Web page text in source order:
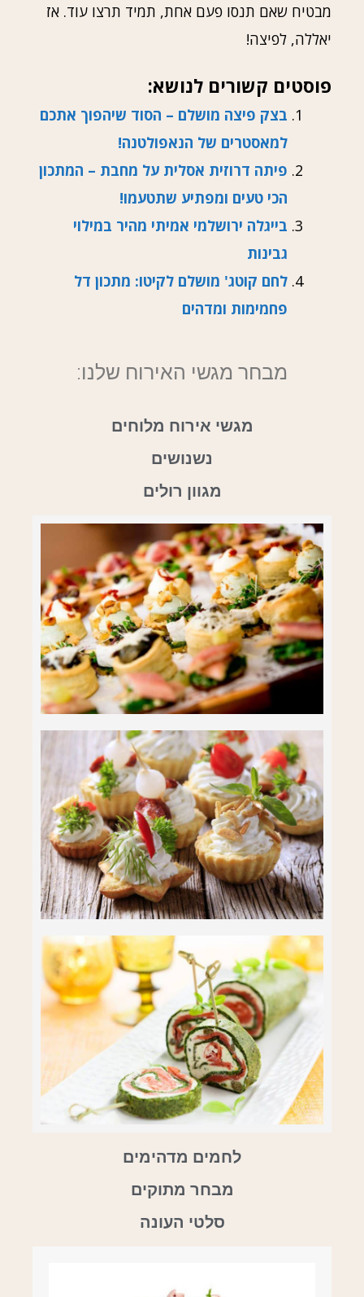
מבטיח שאם תנסו פעם אחת, תמיד תרצו עוד. אז
יאללה, לפיצה!
פוסטים קשורים לנושא:
בצק פיצה מושלם – הסוד שיהפוך אתכם
למאסטרים של הנאפולטנה!
פיתה דרוזית אסלית על מחבת – המתכון
הכי טעים ומפתיע שתטעמו!
בייגלה ירושלמי אמיתי מהיר במילוי
גבינות
לחם קוטג' מושלם לקיטו: מתכון דל
פחמימות ומדהים
מבחר מגשי האירוח שלנו:
מגשי אירוח מלוחים
נשנושים
מגוון רולים
לחמים מדהימים
מבחר מתוקים
סלטי העונה